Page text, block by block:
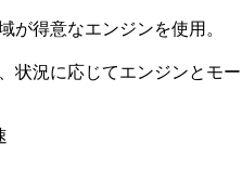
が得意なエンジンを使用。
状況に応じてエンジンとモ